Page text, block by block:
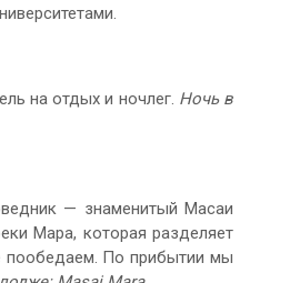
на отдых и ночлег. Ночь в
— знаменитый Масаи
Мара, которая разделяет
пообедаем. По прибытии мы